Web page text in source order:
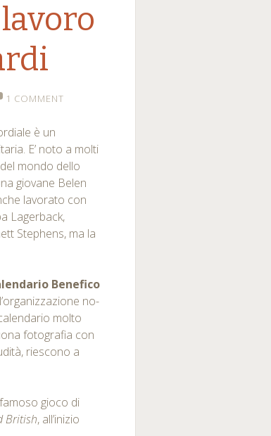
1 COMMENT
è un
E’ noto a molti
mondo dello
giovane Belen
lavorato con
Lagerback,
Stephens, ma la
Benefico
no-
molto
fotografia con
riescono a
famoso gioco di
British, all’inizio